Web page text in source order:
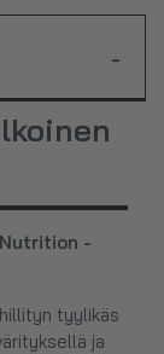
-
-
tyylikäs
ja